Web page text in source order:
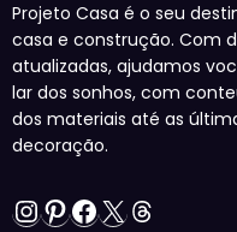
Projeto Casa é o seu
casa e construção. Com
atualizadas, ajudamos
lar dos sonhos, com
dos materiais até as
decoração.
Instagram
Pinterest
Facebook
X Threads